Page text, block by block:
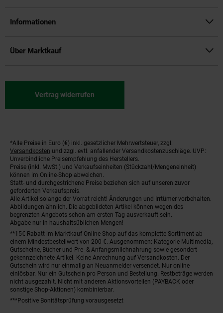
Informationen
Über Marktkauf
Vertrag widerrufen
Fußnoten
*Alle Preise in Euro (€) inkl. gesetzlicher Mehrwertsteuer, zzgl.
Versandkosten und zzgl. evtl. anfallender Versandkostenzuschläge. UVP:
Unverbindliche Preisempfehlung des Herstellers.
Preise (inkl. MwSt.) und Verkaufseinheiten (Stückzahl/Mengeneinheit)
können im Online-Shop abweichen.
Statt- und durchgestrichene Preise beziehen sich auf unseren zuvor
geforderten Verkaufspreis.
Alle Artikel solange der Vorrat reicht! Änderungen und Irrtümer vorbehalten.
Abbildungen ähnlich. Die abgebildeten Artikel können wegen des
begrenzten Angebots schon am ersten Tag ausverkauft sein.
Abgabe nur in haushaltsüblichen Mengen!
**15€ Rabatt im Marktkauf Online-Shop auf das komplette Sortiment ab
einem Mindestbestellwert von 200 €. Ausgenommen: Kategorie Multimedia,
Gutscheine, Bücher und Pre- & Anfangsmilchnahrung sowie gesondert
gekennzeichnete Artikel. Keine Anrechnung auf Versandkosten. Der
Gutschein wird nur einmalig an Neuanmelder versendet. Nur online
einlösbar. Nur ein Gutschein pro Person und Bestellung. Restbeträge werden
nicht ausgezahlt. Nicht mit anderen Aktionsvorteilen (PAYBACK oder
sonstige Shop-Aktionen) kombinierbar.
***Positive Bonitätsprüfung vorausgesetzt